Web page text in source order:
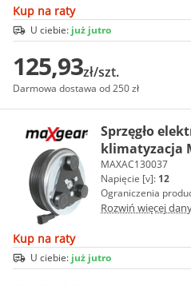
Kup na raty
U ciebie: już jutro
125,93zł/szt.
Darmowa dostawa od 250 zł
Sprzęgło
klimatyzacja
MAXAC130037
Napięcie [v]: 12
Ograniczenia
Rozwiń więcej
Kup na raty
U ciebie: już jutro